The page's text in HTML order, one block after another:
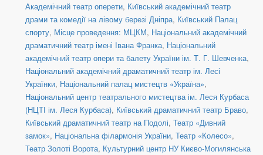
Академічний театр оперети, Київський академічний театр
драми та комедії на лівому березі Дніпра, Київський Палац
спорту, Місце проведення: МЦКМ, Національний академічний
драматичний театр імені Івана Франка, Національний
академічний театр опери та балету України ім. Т. Г. Шевченка,
Національний академічний драматичний театр ім. Лесі
Українки, Національний палац мистецтв «Україна»,
Національний центр театрального мистецтва ім. Леся Курбаса
(НЦТІ ім. Леся Курбаса), Київський драматичний театр Браво,
Київський драматичний театр на Подолі, Театр «Дивний
замок», Національна філармонія України, Театр «Колесо»,
Театр Золоті Ворота, Культурний центр НУ Києво-Могилянська